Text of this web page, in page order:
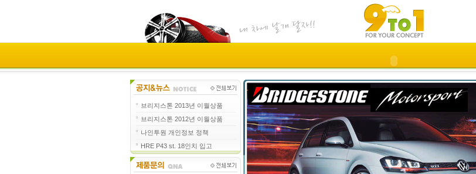
브리지스톤 2013년 이월상품
브리지스톤 2012년 이월상품
나인투원 개인정보 정책
HRE P43 st. 18인치 입고